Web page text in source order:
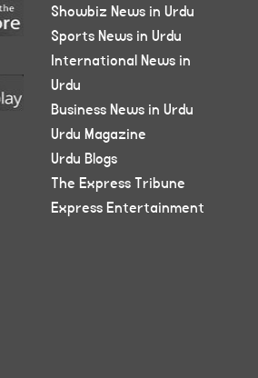
Showbiz News in Urdu
Sports News in Urdu
International News in
Urdu
Business News in Urdu
Urdu Magazine
Urdu Blogs
The Express Tribune
Express Entertainment